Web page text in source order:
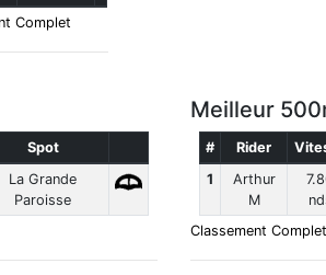
Complet
Spot
La Grande
Paroisse
Meilleur
# Rider
1
Arthur
M
Classement Complet